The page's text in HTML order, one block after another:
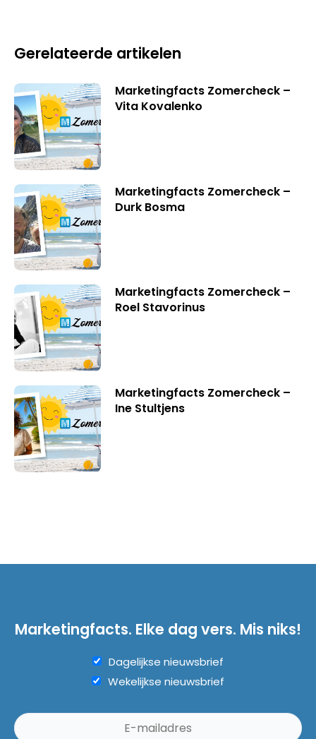
Gerelateerde artikelen
Marketingfacts Zomercheck –
Vita Kovalenko
Marketingfacts Zomercheck –
Durk Bosma
Marketingfacts Zomercheck –
Roel Stavorinus
Marketingfacts Zomercheck –
Ine Stultjens
Marketingfacts. Elke dag vers. Mis niks!
Dagelijkse nieuwsbrief
Wekelijkse nieuwsbrief